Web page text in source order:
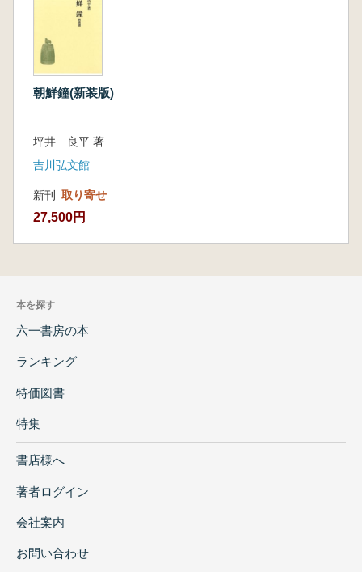
朝鮮鐘(新装版)
坪井 良平 著
吉川弘文館
新刊 取り寄せ
27,500円
本を探す
六一書房の本
ランキング
特価図書
特集
書店様へ
著者ログイン
会社案内
お問い合わせ